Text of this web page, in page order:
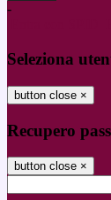
-
Seleziona
button close ×
Recupero
button close ×